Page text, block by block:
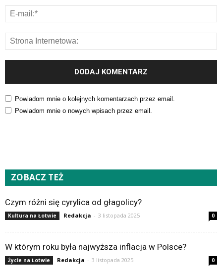
Powiadom mnie o kolejnych komentarzach przez email.
Powiadom mnie o nowych wpisach przez email.
ZOBACZ TEŻ
Czym różni się cyrylica od głagolicy?
Kultura na Łotwie Redakcja - 3 listopada 2025 0
W którym roku była najwyższa inflacja w Polsce?
Życie na Łotwie Redakcja - 3 listopada 2025 0